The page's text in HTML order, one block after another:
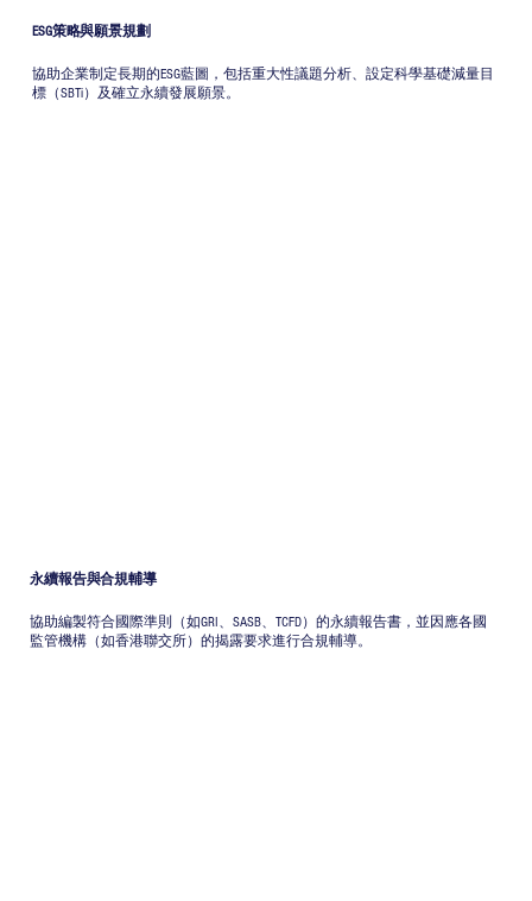
永續報告與合規輔導
協助編製符合國際準則（如GRI、SASB、TCFD）的永續報告書，並因應各國
監管機構（如香港聯交所）的揭露要求進行合規輔導。
ESG策略與願景規劃
協助企業制定長期的ESG藍圖，包括重大性議題分析、設定科學基礎減量目
標（SBTi）及確立永續發展願景。